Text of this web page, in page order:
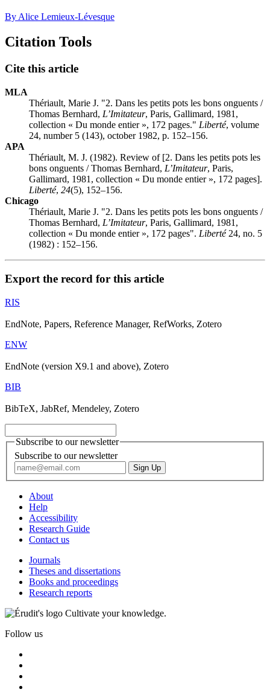
By Alice Lemieux-Lévesque
Citation Tools
Cite this article
MLA
Thériault, Marie J. "2. Dans les petits pots les bons onguents /
Thomas Bernhard, L’Imitateur, Paris, Gallimard, 1981,
collection « Du monde entier », 172 pages." Liberté, volume
24, number 5 (143), october 1982, p. 152–156.
APA
Thériault, M. J. (1982). Review of [2. Dans les petits pots les
bons onguents / Thomas Bernhard, L’Imitateur, Paris,
Gallimard, 1981, collection « Du monde entier », 172 pages].
Liberté, 24(5), 152–156.
Chicago
Thériault, Marie J. "2. Dans les petits pots les bons onguents /
Thomas Bernhard, L’Imitateur, Paris, Gallimard, 1981,
collection « Du monde entier », 172 pages". Liberté24, no. 5
(1982) : 152–156.
Export the record for this article
RIS
EndNote, Papers, Reference Manager, RefWorks, Zotero
ENW
EndNote (version X9.1 and above), Zotero
BIB
BibTeX, JabRef, Mendeley, Zotero
Subscribe to our newsletter
Subscribe to our newsletter
About
Help
Accessibility
Research Guide
Contact us
Journals
Theses and dissertations
Books and proceedings
Research reports
Cultivate your knowledge.
Follow us